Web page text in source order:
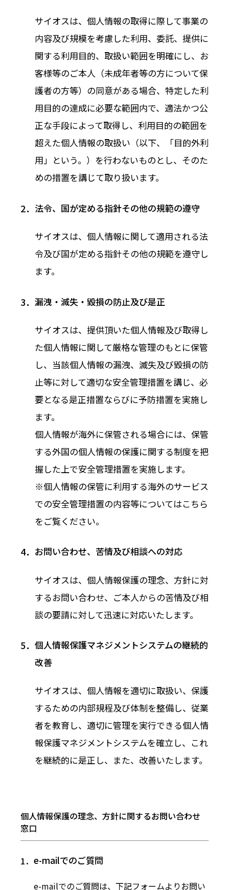
サイオスは、個人情報の取得に際して事業の
内容及び規模を考慮した利用、委託、提供に
関する利用目的、取扱い範囲を明確にし、お
客様等のご本人（未成年者等の方について保
護者の方等）の同意がある場合、特定した利
用目的の達成に必要な範囲内で、適法かつ公
正な手段によって取得し、利用目的の範囲を
超えた個人情報の取扱い（以下、「目的外利
用」という。）を行わないものとし、そのた
めの措置を講じて取り扱います。
法令、国が定める指針その他の規範の遵守
サイオスは、個人情報に関して適用される法
令及び国が定める指針その他の規範を遵守し
ます。
漏洩・滅失・毀損の防止及び是正
サイオスは、提供頂いた個人情報及び取得し
た個人情報に関して厳格な管理のもとに保管
し、当該個人情報の漏洩、滅失及び毀損の防
止等に対して適切な安全管理措置を講じ、必
要となる是正措置ならびに予防措置を実施し
ます。
個人情報が海外に保管される場合には、保管
する外国の個人情報の保護に関する制度を把
握した上で安全管理措置を実施します。
※個人情報の保管に利用する海外のサービス
での安全管理措置の内容等についてはこちら
をご覧ください。
お問い合わせ、苦情及び相談への対応
サイオスは、個人情報保護の理念、方針に対
するお問い合わせ、ご本人からの苦情及び相
談の要請に対して迅速に対応いたします。
個人情報保護マネジメントシステムの継続的
改善
サイオスは、個人情報を適切に取扱い、保護
するための内部規程及び体制を整備し、従業
者を教育し、適切に管理を実行できる個人情
報保護マネジメントシステムを確立し、これ
を継続的に是正し、また、改善いたします。
個人情報保護の理念、方針に関するお問い合わせ
窓口
e-mailでのご質問
e-mailでのご質問は、下記フォームよりお問い